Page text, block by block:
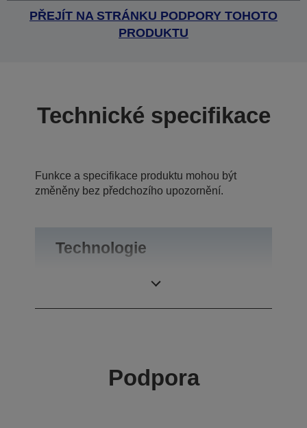
PŘEJÍT NA STRÁNKU PODPORY TOHOTO
PRODUKTU
Technické specifikace
Funkce a specifikace produktu mohou být
změněny bez předchozího upozornění.
Technologie
Podpora